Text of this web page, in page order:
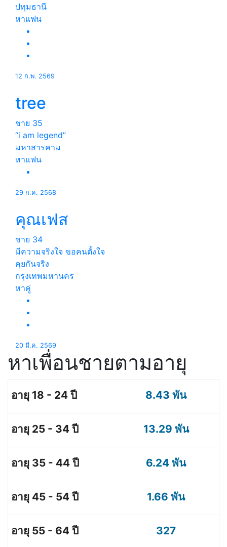
ปทุมธานี
หาแฟน
12 ก.พ. 2569
tree
ชาย 35
“i am legend”
มหาสารคาม
หาแฟน
29 ก.ค. 2568
คุณเฟส
ชาย 34
มีความจริงใจ ขอคนตั้งใจ
คุยกันจริง
กรุงเทพมหานคร
หาคู่
20 มี.ค. 2569
หาเพื่อนชายตามอายุ
8.43 พัน
13.29 พัน
6.24 พัน
1.66 พัน
327